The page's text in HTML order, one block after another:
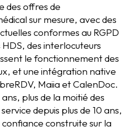
des offres de
sur mesure, avec des
conformes au RGPD
des interlocuteurs
le fonctionnement des
et une intégration native
Maiia et CalenDoc.
ans, plus de la moitié des
depuis plus de 10 ans,
construite sur la